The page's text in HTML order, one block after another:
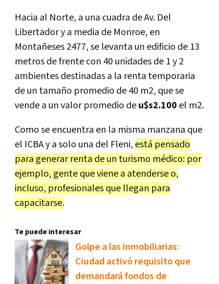
Hacia al Norte, a una cuadra de Av. Del
Libertador y a media de Monroe, en
Montañeses 2477, se levanta un edificio de 13
metros de frente con 40 unidades de 1 y 2
ambientes destinadas a la renta temporaria
de un tamaño promedio de 40 m2, que se
vende a un valor promedio deu$s2.100 el m2.
Como se encuentra en la misma manzana que
el ICBA y a solo una del Fleni, está pensado
para generar renta de un turismo médico: por
ejemplo, gente que viene a atenderse o,
incluso, profesionales que llegan para
capacitarse.
Te puede interesar
Golpe a las inmobiliarias:
Ciudad activó requisito que
demandará fondos de